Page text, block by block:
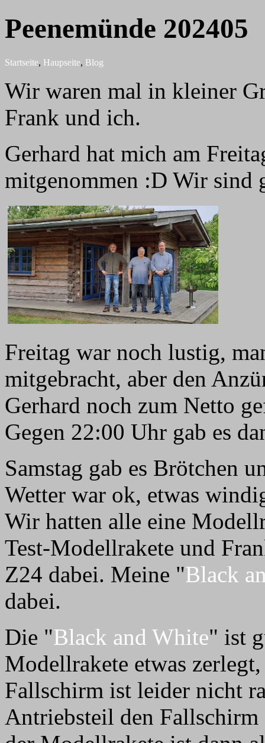
Peenemünde 202405
Startseite, Haupseite, Blog
Wir waren mal in kleiner
Frank und ich.
Gerhard hat mich am
mitgenommen :D Wir sind
Freitag war noch lustig,
mitgebracht, aber den
Gerhard noch zum Netto
Gegen 22:00 Uhr gab es
Samstag gab es Brötchen
Wetter war ok, etwas
Wir hatten alle eine
Test-Modellrakete und
Z24 dabei. Meine "Black
dabei.
Die "Black and White" ist
Modellrakete etwas
Fallschirm ist leider nicht
Antriebsteil den Fallschirm